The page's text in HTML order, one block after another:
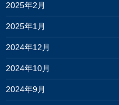
2025年2月
2025年1月
2024年12月
2024年10月
2024年9月